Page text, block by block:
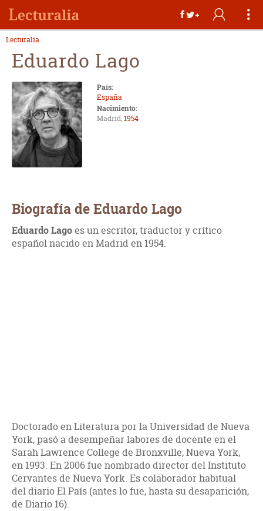
Lecturalia
Eduardo Lago
País:
España
Nacimiento:
Madrid,1954
Biografía de Eduardo Lago
Eduardo Lagoes un escritor, traductor y crítico
español nacido en Madrid en 1954.
Doctorado en Literatura por la Universidad de Nueva
York, pasó a desempeñar labores de docente en el
Sarah Lawrence College de Bronxville, Nueva York,
en 1993. En 2006 fue nombrado director del Instituto
Cervantes de Nueva York. Es colaborador habitual
del diario El País (antes lo fue, hasta su desaparición,
de Diario 16).